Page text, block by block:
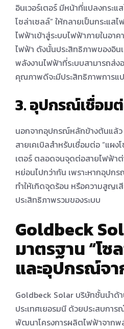
อินเวอร์เตอร์ มีหน้าที่แปลงกระแ
โซล่าเซลล์” ให้กลายเป็นกระแส
ไฟฟ้าเข้าสู่ระบบไฟฟ้าภายในอา
ไฟฟ้า ดังนั้นประสิทธิภาพของอิน
พลังงานไฟฟ้าที่ระบบสามารถส่ง
คุณภาพดีจะมีประสิทธิภาพการแ
3.อุปกรณ์เชื่อม
นอกจากอุปกรณ์หลักข้างต้นแล้
สายเคเบิลสําหรับเชื่อมต่อ “แผง
เตอร์ ตลอดจนจุดต่อสายไฟฟ้า
หย่อนไปกว่ากัน เพราะหากอุป
ทําให้เกิดจุดร้อน หรือความสูญเ
ประสิทธิภาพรวมของระบบ
Goldbeck
มาตรฐาน“โซ
และอุปกรณ์จา
Goldbeck Solar บริษัทชั้นนําด้
ประเทศเยอรมนี ด้วยประสบการ
พัฒนาโครงการผลิตไฟฟ้าจากพ